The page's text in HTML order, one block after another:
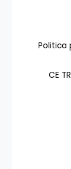
Politica
CE